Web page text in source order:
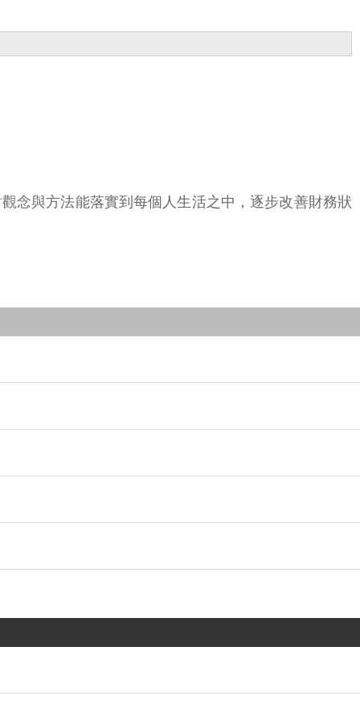
念與方法能落實到每個人生活之中，逐步改善財務狀